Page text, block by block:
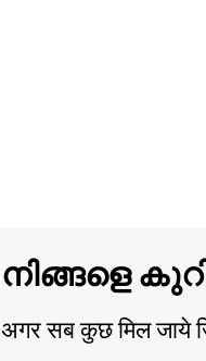
നിങ്ങളെ
अगर सब कुछ मिल जाये